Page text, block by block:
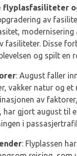
flyplasfasiliteter
av
modernisering
fasiliteter. Disse
og spilt en
: August faller
vakker natur og
av
gjort august til
i
: Flyplassen